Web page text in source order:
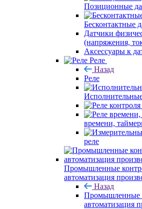
Позиционные
Бесконтактные
Датчики
(напряжения,
Аксессуары к
Реле
Назад
Реле
времени,
реле
Промышленные
автоматизация
Назад
Промышленные
автоматизация